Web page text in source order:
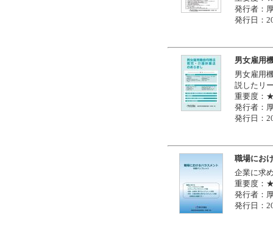
発行者：
発行日：
男女雇用
男女雇用
説したリ
重要度
発行者：
発行日：
職場にお
企業に求
重要度
発行者：
発行日：